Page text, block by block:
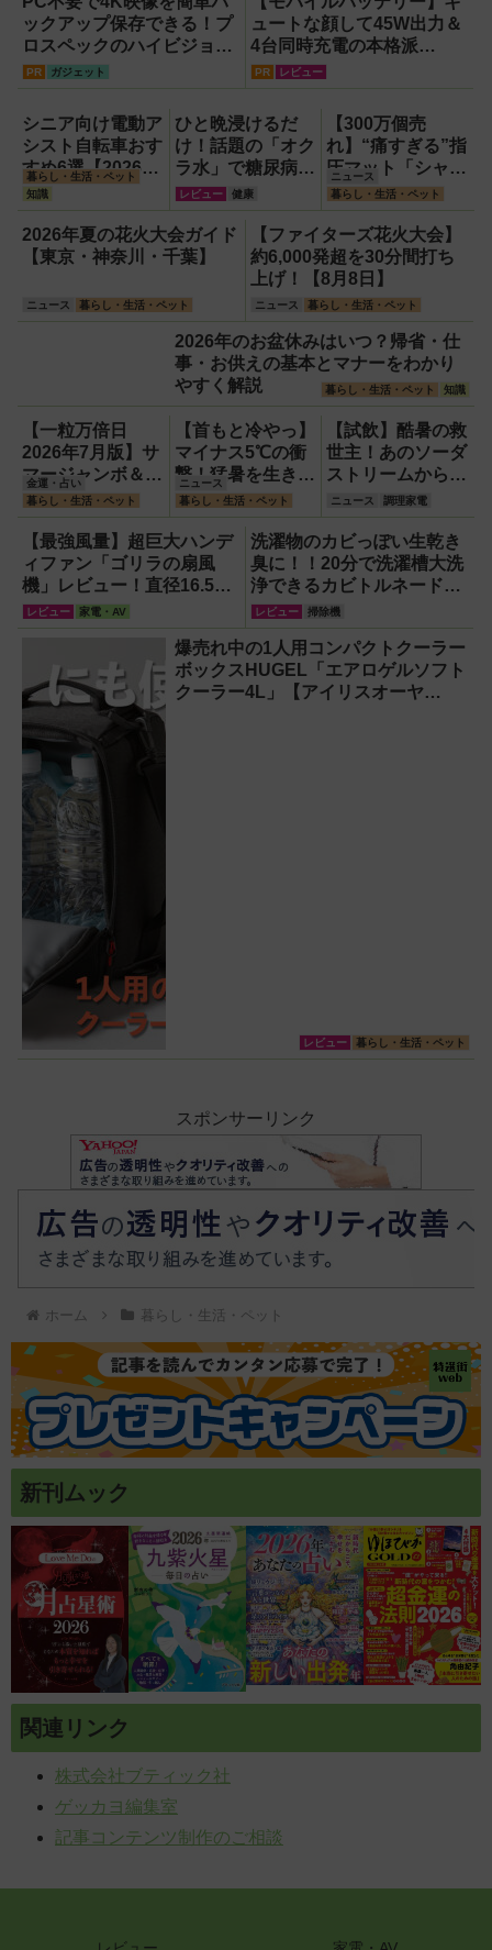
ックアップ保存できる！プ
ロスペックのハイビジョン
レコーダー『HVE705-
PR ガジェット
ュートな顔して45W出力＆
4台同時充電の本格派
『RORRY CharmGo オー
バイルファンもノートPCも
安心
PR レビュー
シニア向け電動ア
シスト自転車おす
すめ6選【2026年
最新版】選び方の
ポイントは「また
ぎやすさ」「軽
さ」「足つきの良
暮らし・生活・ペット
知識
ひと晩浸けるだ
け！話題の「オク
ラ水」で糖尿病・
高血圧・関節痛を
撃退する簡単習慣
【2026年最新
版】
レビュー 健康
【300万個売
れ】“痛すぎる”指
圧マット「シャク
ティマット」の新
色を渋谷で体験で
きるイベント開
催！
ニュース
暮らし・生活・ペット
2026年夏の花火大会ガイド
【東京・神奈川・千葉】
ニュース 暮らし・生活・ペット
【ファイターズ花火大会】
約6,000発超を30分間打ち
上げ！【8月8日】
ニュース 暮らし・生活・ペット
2026年のお盆休みはいつ？帰省・仕
事・お供えの基本とマナーをわかり
やすく解説
暮らし・生活・ペット 知識
【一粒万倍日
2026年7月版】サ
マージャンボ＆財
布の新調に最適な
開運日は？
金運・占い
暮らし・生活・ペット
【首もと冷やっ】
マイナス5℃の衝
撃！猛暑を生き抜
く携帯氷のう「ゴ
リラの冷棒」
ニュース
暮らし・生活・ペット
【試飲】酷暑の救
世主！あのソーダ
ストリームから
『くだもの
Vinegar（ビネガ
ー）』が登場！ス
ッキリ美味しくて
どハマり確定
ニュース 調理家電
【最強風量】超巨大ハンデ
ィファン「ゴリラの扇風
機」レビュー！直径16.5cm
の巨大ファンで想像以上の
涼しさを体感
レビュー 家電・AV
洗濯物のカビっぽい生乾き
臭に！！20分で洗濯槽大洗
浄できるカビトルネード
Neo縦型用をガチ検証して
分かった消臭効果
レビュー 掃除機
爆売れ中の1人用コンパクトクーラー
ボックスHUGEL「エアロゲルソフト
クーラー4L」【アイリスオーヤ
レビュー 暮らし・生活・ペット
スポンサーリンク
ホーム 暮らし・生活・ペット
新刊ムック
関連リンク
株式会社ブティック社
ゲッカヨ編集室
記事コンテンツ制作のご相談